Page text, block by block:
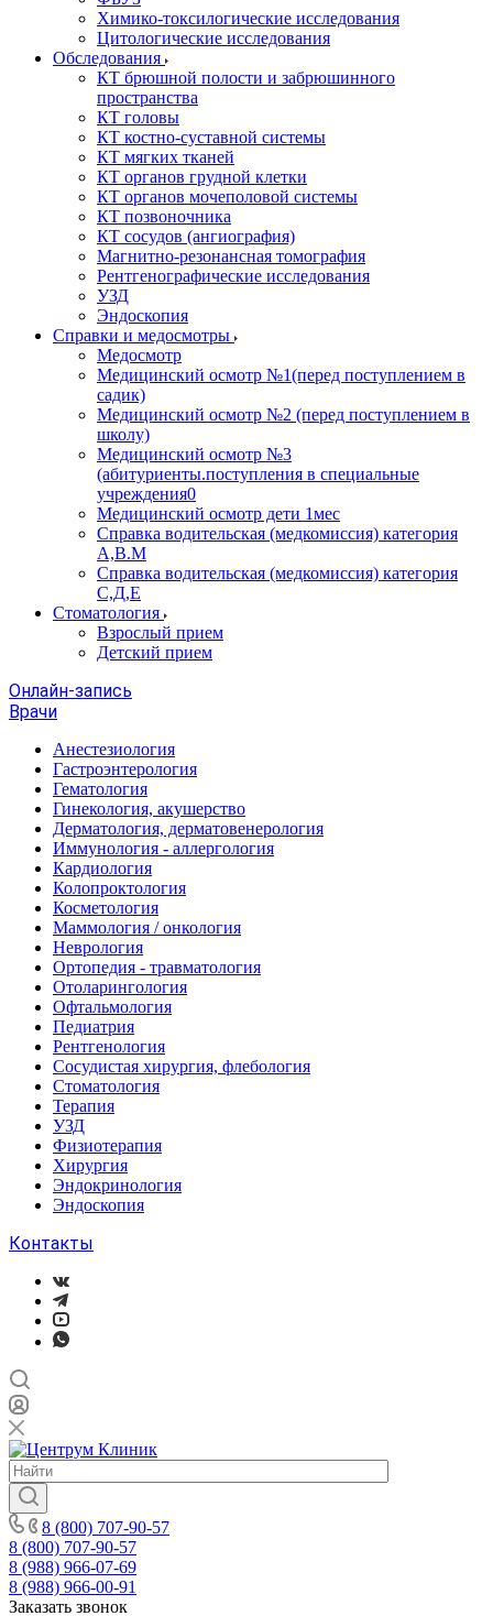
Химико-токсилогические исследования
Цитологические исследования
Обследования
КТ брюшной полости и забрюшинного
пространства
КТ головы
КТ костно-суставной системы
КТ мягких тканей
КТ органов грудной клетки
КТ органов мочеполовой системы
КТ позвоночника
КТ сосудов (ангиография)
Магнитно-резонансная томография
Рентгенографические исследования
УЗД
Эндоскопия
Справки и медосмотры
Медосмотр
Медицинский осмотр №1(перед поступлением в
садик)
Медицинский осмотр №2 (перед поступлением в
школу)
Медицинский осмотр №3
(абитуриенты.поступления в специальные
учреждения0
Медицинский осмотр дети 1мес
Справка водительская (медкомиссия) категория
А,В.М
Справка водительская (медкомиссия) категория
С,Д,Е
Стоматология
Взрослый прием
Детский прием
Онлайн-запись
Врачи
Анестезиология
Гастроэнтерология
Гематология
Гинекология, акушерство
Дерматология, дерматовенерология
Иммунология - аллергология
Кардиология
Колопроктология
Косметология
Маммология / онкология
Неврология
Ортопедия - травматология
Отоларингология
Офтальмология
Педиатрия
Рентгенология
Сосудистая хирургия, флебология
Стоматология
Терапия
УЗД
Физиотерапия
Хирургия
Эндокринология
Эндоскопия
Контакты
8 (800) 707-90-57
8 (800) 707-90-57
8 (988) 966-07-69
8 (988) 966-00-91
Заказать звонок